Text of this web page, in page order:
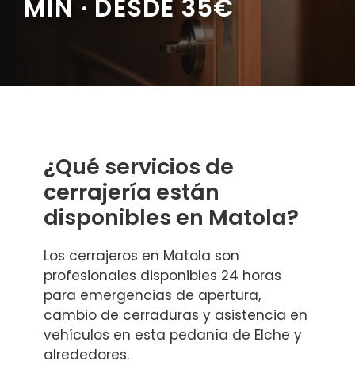
MIN · DESDE 35€
¿Qué servicios de
cerrajería están
disponibles en Matola?
Los cerrajeros en Matola son
profesionales disponibles 24 horas
para emergencias de apertura,
cambio de cerraduras y asistencia en
vehículos en esta pedanía de Elche y
alrededores.